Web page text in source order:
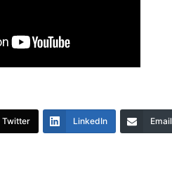
Twitter LinkedIn Email